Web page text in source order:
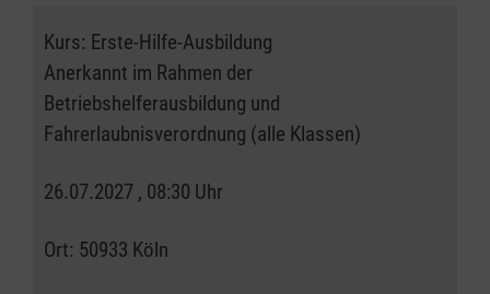
Kurs: Erste-Hilfe-Ausbildung
Anerkannt im Rahmen der
Betriebshelferausbildung und
Fahrerlaubnisverordnung (alle Klassen)
26.07.2027 , 08:30 Uhr
Ort: 50933 Köln